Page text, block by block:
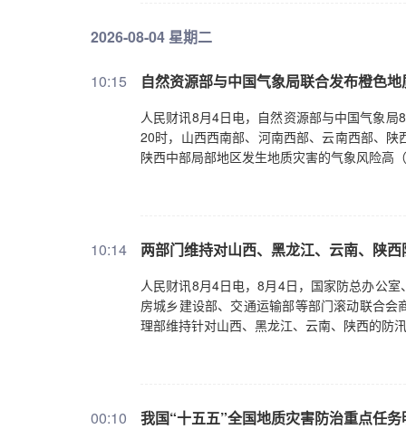
2026-08-04 星期二
10:15 自然资源部与中国气象局联合发布橙色
人民财讯8月4日电，自然资源部与中国气象
20时，山西西南部、河南西部、云南西部、
陕西中部局部地区发生地质灾害的气象风险高
10:14 两部门维持对山西、黑龙江、云南、陕
人民财讯8月4日电，8月4日，国家防总办公
房城乡建设部、交通运输部等部门滚动联合
理部维持针对山西、黑龙江、云南、陕西的防
00:10 我国“十五五”全国地质灾害防治重点任务